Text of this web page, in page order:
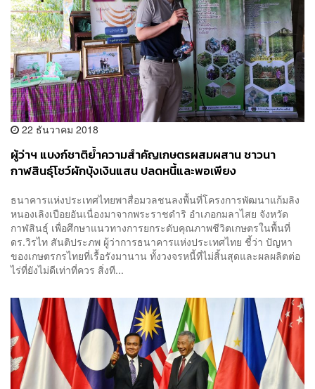
22 ธันวาคม 2018
ผู้ว่าฯ แบงก์ชาติย้ำความสำคัญเกษตรผสมผสาน ชาวนา
กาฬสินธุ์โชว์ผักบุ้งเงินแสน ปลดหนี้และพอเพียง
ธนาคารแห่งประเทศไทยพาสื่อมวลชนลงพื้นที่โครงการพัฒนาแก้มลิง
หนองเลิงเปือยอันเนื่องมาจากพระราชดำริ อำเภอกมลาไสย จังหวัด
กาฬสินธุ์ เพื่อศึกษาแนวทางการยกระดับคุณภาพชีวิตเกษตรในพื้นที่
ดร.วิรไท สันติประภพ ผู้ว่าการธนาคารแห่งประเทศไทย ชี้ว่า ปัญหา
ของเกษตรกรไทยที่เรื้อรังมานาน ทั้งวงจรหนี้ที่ไม่สิ้นสุดและผลผลิตต่อ
ไร่ที่ยังไม่ดีเท่าที่ควร สิ่งที...